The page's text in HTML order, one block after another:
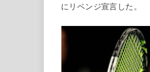
にリベンジ宣言した。